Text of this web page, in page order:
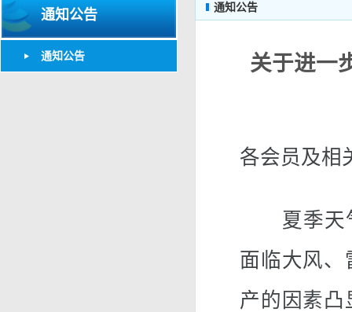
通知公告
通知公告
通知公告
关于进一
各会员及相
夏季天气
面临大风
产的因素